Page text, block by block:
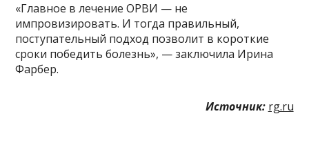
«Главное в лечение ОРВИ — не
импровизировать. И тогда правильный,
поступательный подход позволит в короткие
сроки победить болезнь», — заключила Ирина
Фарбер.
Источник: rg.ru